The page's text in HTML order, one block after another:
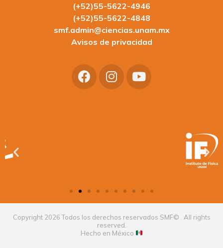
(+52)55-5622-4946
(+52)55-5622-4848
smf.admin@ciencias.unam.mx
Avisos de privacidad
Copyright 2026 Todos los derechos reservados SMF© . All rights
reserved.
Hecho en México